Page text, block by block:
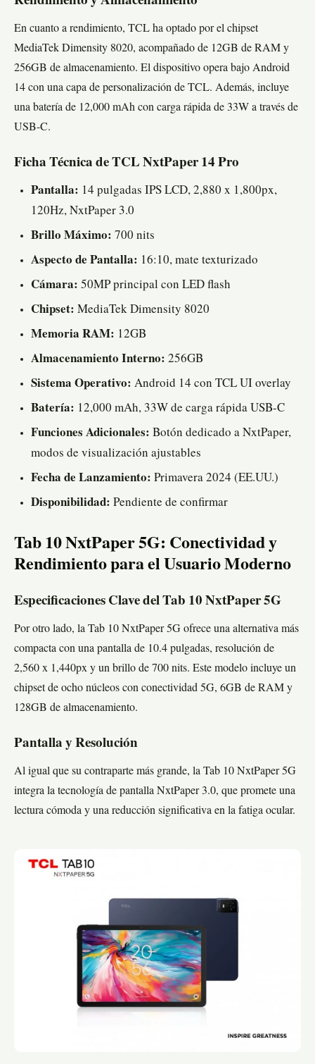
En cuanto a rendimiento, TCL ha optado por el chipset
MediaTek Dimensity 8020, acompañado de 12GB de RAM y
256GB de almacenamiento. El dispositivo opera bajo Android
14 con una capa de personalización de TCL. Además, incluye
una batería de 12,000 mAh con carga rápida de 33W a través de
USB-C.
Ficha Técnica de TCL NxtPaper 14 Pro
Pantalla: 14 pulgadas IPS LCD, 2,880 x 1,800px,
120Hz, NxtPaper 3.0
Brillo Máximo: 700 nits
Aspecto de Pantalla: 16:10, mate texturizado
Cámara: 50MP principal con LED flash
Chipset: MediaTek Dimensity 8020
Memoria RAM: 12GB
Almacenamiento Interno: 256GB
Sistema Operativo: Android 14 con TCL UI overlay
Batería: 12,000 mAh, 33W de carga rápida USB-C
Funciones Adicionales: Botón dedicado a NxtPaper,
modos de visualización ajustables
Fecha de Lanzamiento: Primavera 2024 (EE.UU.)
Disponibilidad: Pendiente de confirmar
Tab 10 NxtPaper 5G: Conectividad y
Rendimiento para el Usuario Moderno
Especificaciones Clave del Tab 10 NxtPaper 5G
Por otro lado, la Tab 10 NxtPaper 5G ofrece una alternativa más
compacta con una pantalla de 10.4 pulgadas, resolución de
2,560 x 1,440px y un brillo de 700 nits. Este modelo incluye un
chipset de ocho núcleos con conectividad 5G, 6GB de RAM y
128GB de almacenamiento.
Pantalla y Resolución
Al igual que su contraparte más grande, la Tab 10 NxtPaper 5G
integra la tecnología de pantalla NxtPaper 3.0, que promete una
lectura cómoda y una reducción significativa en la fatiga ocular.